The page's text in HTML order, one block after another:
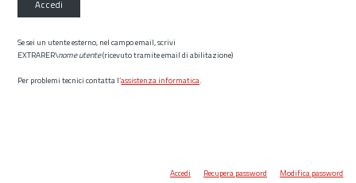
Accedi
Se sei un utente esterno, nel campo email, scrivi
EXTRARER\nome utente(ricevuto tramite email di abilitazione)
Per problemi tecnici contatta l’assistenza informatica.
Accedi Recupera password Modifica password